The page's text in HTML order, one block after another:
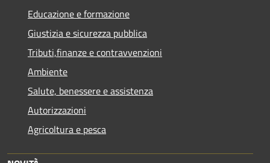
Educazione e formazione
Giustizia e sicurezza pubblica
Tributi,finanze e contravvenzioni
Ambiente
Salute, benessere e assistenza
Autorizzazioni
Agricoltura e pesca